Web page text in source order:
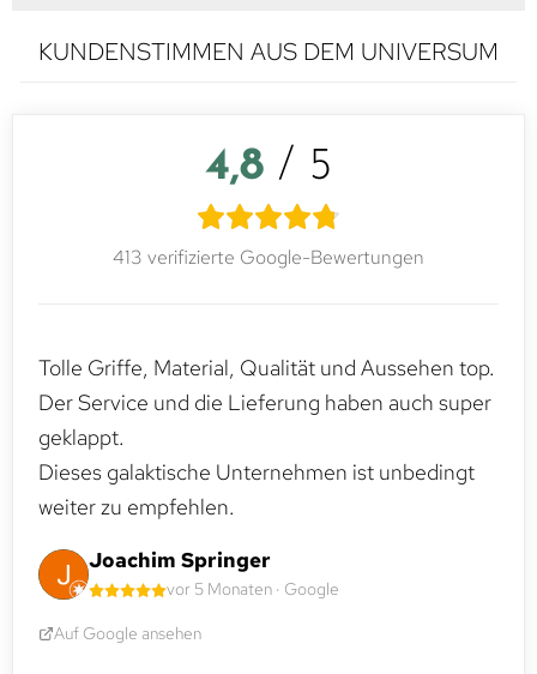
KUNDENSTIMMEN AUS DEM UNIVERSUM
4,8 / 5
413 verifizierte Google-Bewertungen
Tolle Griffe, Material, Qualität und Aussehen top.
Der Service und die Lieferung haben auch super
geklappt.
Dieses galaktische Unternehmen ist unbedingt
weiter zu empfehlen.
Joachim Springer
vor 5 Monaten · Google
Auf Google ansehen